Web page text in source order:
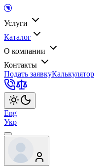
Услуги
Каталог
О компании
Контакты
Подать заявкуКалькулятор
Eng
Укр